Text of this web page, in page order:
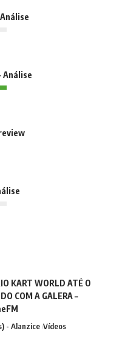
Análise
KART WORLD ATÉ O
COM A GALERA –
- Alanzice Vídeos